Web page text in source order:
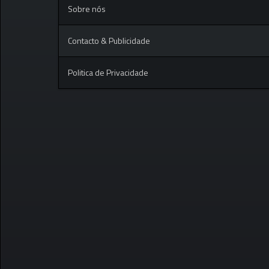
Sobre nós
Contacto & Publicidade
Politica de Privacidade